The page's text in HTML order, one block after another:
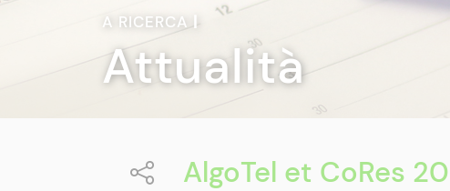
A RICERCA|
Attualità
AlgoTel et CoRes